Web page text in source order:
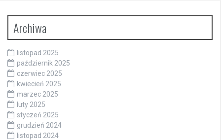
Archiwa
listopad 2025
październik 2025
czerwiec 2025
kwiecień 2025
marzec 2025
luty 2025
styczeń 2025
grudzień 2024
listopad 2024